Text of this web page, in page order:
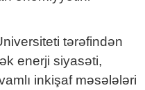
tərəfindən
enerji siyasəti,
inkişaf məsələləri